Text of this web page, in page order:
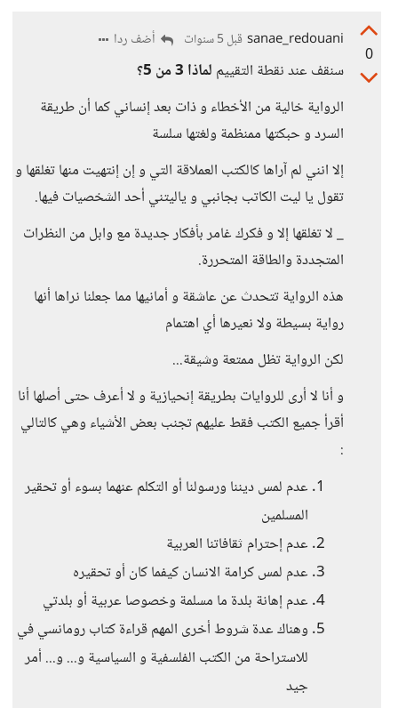
0
sanae_redouani قبل 5 سنوات أضف ردا
سنقف عند نقطة التقييم لماذا 3 من 5؟
الرواية خالية من الأخطاء و ذات بعد إنساني كما أن طريقة
السرد و حبكتها ممنظمة ولغتها سلسة
إلا انني لم آراها كالكتب العملاقة التي و إن إنتهيت منها تغلقها و
تقول يا ليت الكاتب بجانبي و ياليتني أحد الشخصيات فيها.
_ لا تغلقها إلا و فكرك غامر بأفكار جديدة مع وابل من النظرات
المتجددة والطاقة المتحررة.
هذه الرواية تتحدث عن عاشقة و أمانيها مما جعلنا نراها أنها
رواية بسيطة ولا نعيرها أي اهتمام
لكن الرواية تظل ممتعة وشيقة...
و أنا لا أرى للروايات بطريقة إنحيازية و لا أعرف حتى أصلها أنا
أقرأ جميع الكتب فقط عليهم تجنب بعض الأشياء وهي كالتالي
:
عدم لمس ديننا ورسولنا أو التكلم عنهما بسوء أو تحقير
المسلمين
عدم إحترام ثقافاتنا العربية
عدم لمس كرامة الانسان كيفما كان أو تحقيره
عدم إهانة بلدة ما مسلمة وخصوصا عربية أو بلدتي
وهناك عدة شروط أخرى المهم قراءة كتاب رومانسي في
للاستراحة من الكتب الفلسفية و السياسية و... و... أمر
جيد